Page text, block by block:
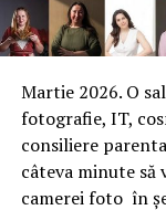
Martie 2026. O
fotografie, IT,
consiliere
câteva minute să
camerei foto în